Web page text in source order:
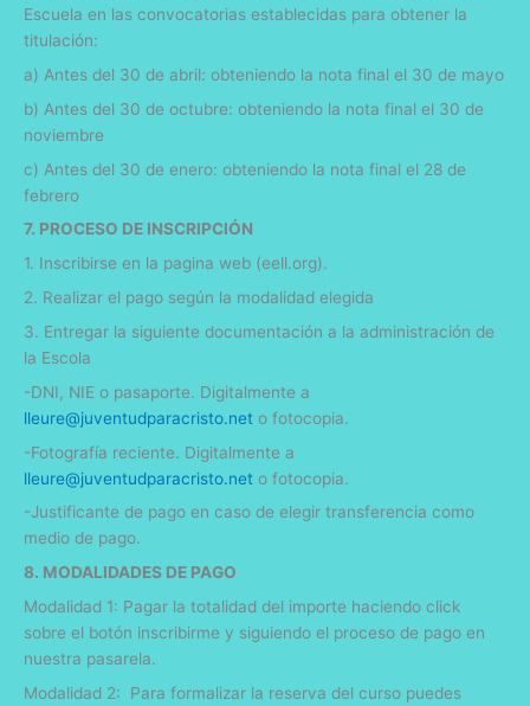
Escuela en las convocatorias establecidas para obtener la
titulación:
a) Antes del 30 de abril: obteniendo la nota final el 30 de mayo
b) Antes del 30 de octubre: obteniendo la nota final el 30 de
noviembre
c) Antes del 30 de enero: obteniendo la nota final el 28 de
febrero
7. PROCESO DE INSCRIPCIÓN
1. Inscribirse en la pagina web (eell.org).
2. Realizar el pago según la modalidad elegida
3. Entregar la siguiente documentación a la administración de
la Escola
-DNI, NIE o pasaporte. Digitalmente a
lleure@juventudparacristo.net o fotocopia.
-Fotografía reciente. Digitalmente a
lleure@juventudparacristo.net o fotocopia.
-Justificante de pago en caso de elegir transferencia como
medio de pago.
8. MODALIDADES DE PAGO
Modalidad 1: Pagar la totalidad del importe haciendo click
sobre el botón inscribirme y siguiendo el proceso de pago en
nuestra pasarela.
Modalidad 2: Para formalizar la reserva del curso puedes